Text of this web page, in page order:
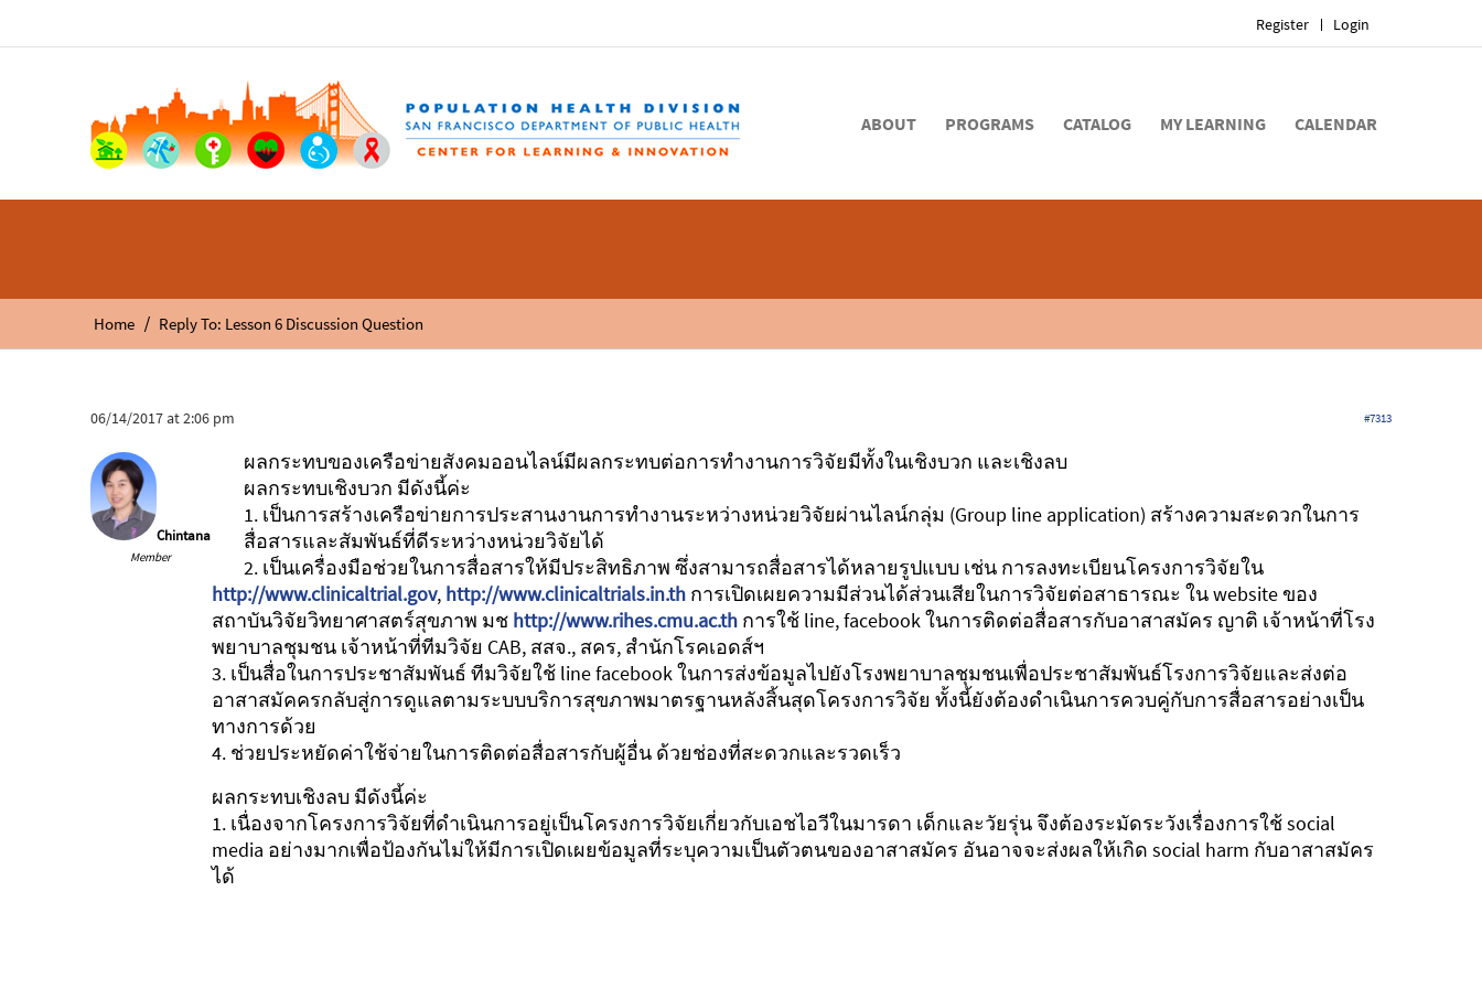
Register Login
ABOUT PROGRAMS CATALOG MY LEARNING CALENDAR
Home / Reply To: Lesson 6 Discussion Question
06/14/2017 at 2:06 pm #7313
Chintana
Member
ผลกระทบของเครือข่ายสังคมออนไลน์มีผลกระทบต่อการทำงานการวิจัยมีทั้งในเชิงบวก และเชิงลบ
ผลกระทบเชิงบวก มีดังนี้ค่ะ
1. เป็นการสร้างเครือข่ายการประสานงานการทำงานระหว่างหน่วยวิจัยผ่านไลน์กลุ่ม (Group line application) สร้างความสะดวกในการ
สื่อสารและสัมพันธ์ที่ดีระหว่างหน่วยวิจัยได้
2. เป็นเครื่องมือช่วยในการสื่อสารให้มีประสิทธิภาพ ซึ่งสามารถสื่อสารได้หลายรูปแบบ เช่น การลงทะเบียนโครงการวิจัยใน
http://www.clinicaltrial.gov, http://www.clinicaltrials.in.th การเปิดเผยความมีส่วนได้ส่วนเสียในการวิจัยต่อสาธารณะ ใน website ของ
สถาบันวิจัยวิทยาศาสตร์สุขภาพ มช http://www.rihes.cmu.ac.th การใช้ line, facebook ในการติดต่อสื่อสารกับอาสาสมัคร ญาติ เจ้าหน้าที่โรง
พยาบาลชุมชน เจ้าหน้าที่ทีมวิจัย CAB, สสจ., สคร, สำนักโรคเอดส์ฯ
3. เป็นสื่อในการประชาสัมพันธ์ ทีมวิจัยใช้ line facebook ในการส่งข้อมูลไปยังโรงพยาบาลชุมชนเพื่อประชาสัมพันธ์โรงการวิจัยและส่งต่อ
อาสาสมัคครกลับสู่การดูแลตามระบบบริการสุขภาพมาตรฐานหลังสิ้นสุดโครงการวิจัย ทั้งนี้ยังต้องดำเนินการควบคู่กับการสื่อสารอย่างเป็น
ทางการด้วย
4. ช่วยประหยัดค่าใช้จ่ายในการติดต่อสื่อสารกับผู้อื่น ด้วยช่องที่สะดวกและรวดเร็ว
ผลกระทบเชิงลบ มีดังนี้ค่ะ
1. เนื่องจากโครงการวิจัยที่ดำเนินการอยู่เป็นโครงการวิจัยเกี่ยวกับเอชไอวีในมารดา เด็กและวัยรุ่น จึงต้องระมัดระวังเรื่องการใช้ social
media อย่างมากเพื่อป้องกันไม่ให้มีการเปิดเผยข้อมูลที่ระบุความเป็นตัวตนของอาสาสมัคร อันอาจจะส่งผลให้เกิด social harm กับอาสาสมัคร
ได้